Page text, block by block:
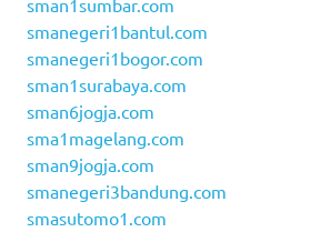
sman1sumbar.com
smanegeri1bantul.com
smanegeri1bogor.com
sman1surabaya.com
sman6jogja.com
sma1magelang.com
sman9jogja.com
smanegeri3bandung.com
smasutomo1.com